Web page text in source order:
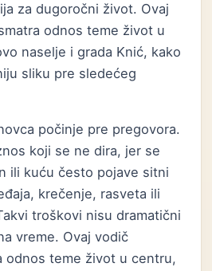
za dugoročni život. Ovaj
odnos teme život u
naselje i grada Knić, kako
sliku pre sledećeg
počinje pre pregovora.
koji se ne dira, jer se
ili kuću često pojave sitni
krečenje, rasveta ili
troškovi nisu dramatični
vreme. Ovaj vodič
odnos teme život u centru,